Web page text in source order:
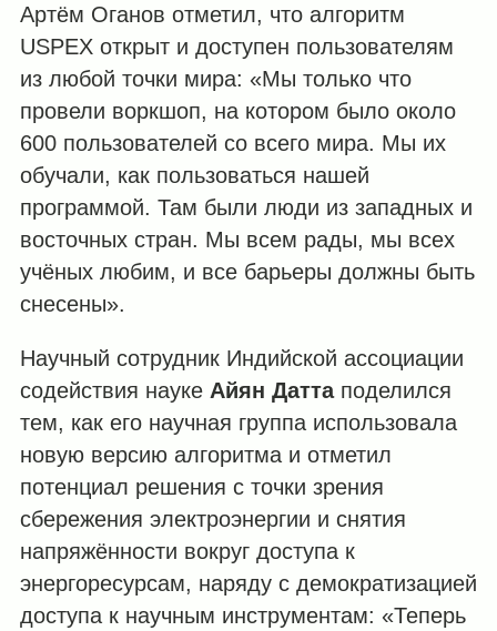
Артём Оганов отметил, что алгоритм
USPEX открыт и доступен пользователям
из любой точки мира: «Мы только что
провели воркшоп, на котором было около
600 пользователей со всего мира. Мы их
обучали, как пользоваться нашей
программой. Там были люди из западных и
восточных стран. Мы всем рады, мы всех
учёных любим, и все барьеры должны быть
снесены».
Научный сотрудник Индийской ассоциации
содействия науке Айян Датта поделился
тем, как его научная группа использовала
новую версию алгоритма и отметил
потенциал решения с точки зрения
сбережения электроэнергии и снятия
напряжённости вокруг доступа к
энергоресурсам, наряду с демократизацией
доступа к научным инструментам: «Теперь